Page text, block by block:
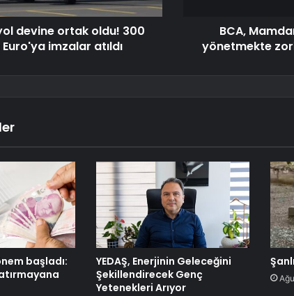
devine ortak oldu! 300
imzalar atıldı
BCA,
yönetmekte
başladı:
YEDAŞ, Enerjinin Geleceğini
Şekillendirecek Genç
Yetenekleri Arıyor